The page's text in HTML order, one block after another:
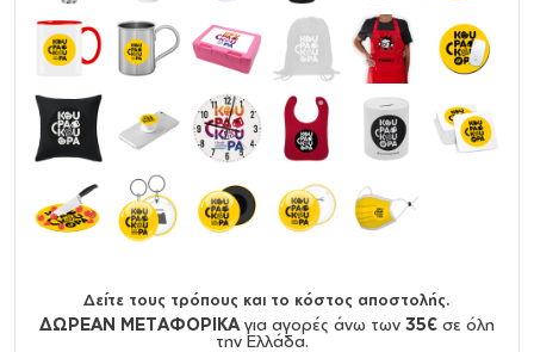
Δείτε τους τρόπους και το κόστος αποστολής.
ΔΩΡΕΑΝ ΜΕΤΑΦΟΡΙΚΑ για αγορές άνω των 35€ σε όλη
την Ελλάδα.